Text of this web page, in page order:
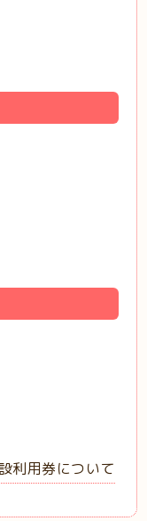
利用券について